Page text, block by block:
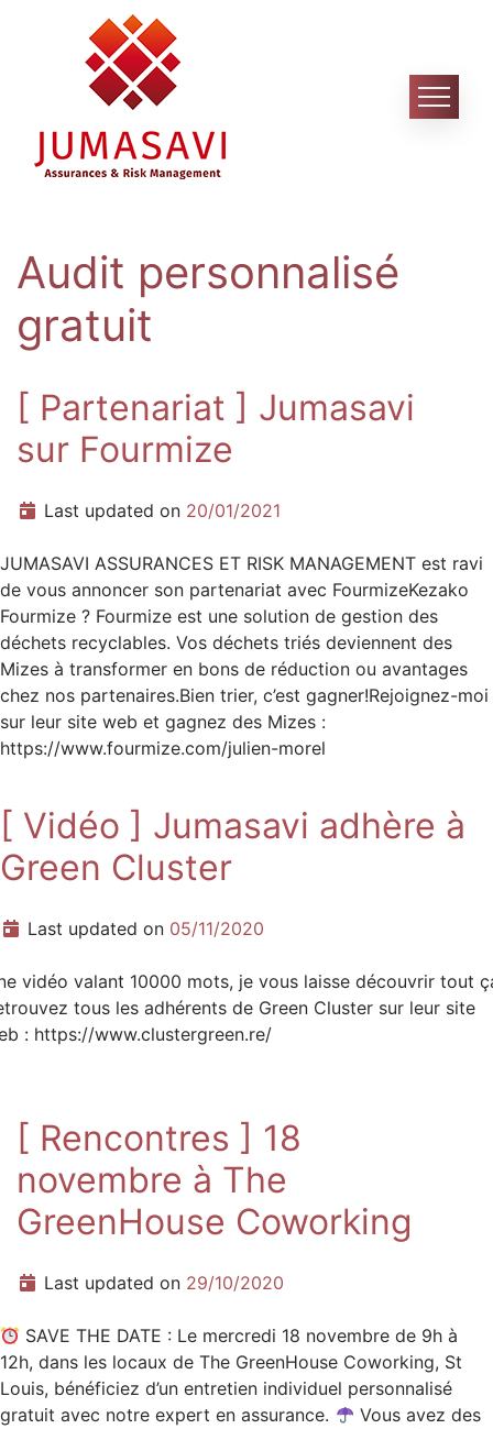
Audit personnalisé
gratuit
[ Partenariat ] Jumasavi
sur Fourmize
Last updated on 20/01/2021
JUMASAVI ASSURANCES ET RISK MANAGEMENT est ravi
de vous annoncer son partenariat avec FourmizeKezako
Fourmize ? Fourmize est une solution de gestion des
déchets recyclables. Vos déchets triés deviennent des
Mizes à transformer en bons de réduction ou avantages
chez nos partenaires.Bien trier, c’est gagner!Rejoignez-moi
sur leur site web et gagnez des Mizes :
https://www.fourmize.com/julien-morel
[ Vidéo ] Jumasavi adhère à
Green Cluster
Last updated on 05/11/2020
vidéo valant 10000 mots, je vous laisse découvrir tout
tous les adhérents de Green Cluster sur leur site
: https://www.clustergreen.re/
[ Rencontres ] 18
novembre à The
GreenHouse Coworking
Last updated on 29/10/2020
SAVE THE DATE : Le mercredi 18 novembre de 9h à
12h, dans les locaux de The GreenHouse Coworking, St
Louis, bénéficiez d’un entretien individuel personnalisé
gratuit avec notre expert en assurance.
Vous avez des